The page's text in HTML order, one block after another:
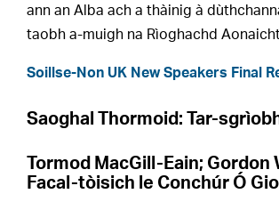
ann an Alba ach a thàinig à
taobh a-muigh na Rìoghachd
Soillse-Non UK New Speakers Final
Saoghal Thormoid: Tar-
Tormod MacGill-Eain; Gordon
Facal-tòisich le Conchúr Ó